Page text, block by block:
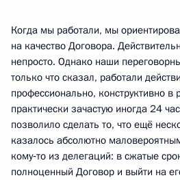
Когда мы работали, мы
на качество Договора.
непросто. Однако наши
только что сказал, работали
профессионально, конструктивно в
практически зачастую иногда 24
позволило сделать то, что ещё
казалось абсолютно
кому‑то из делегаций: в сжатые
полноценный Договор и выйти на